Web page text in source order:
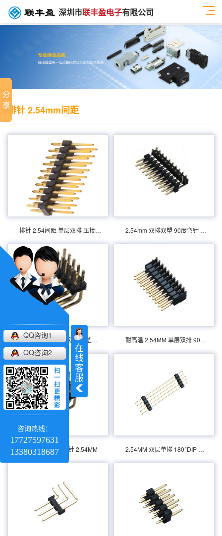
深圳市联丰盈电子有限公司
排针 2.54mm间距
排针 2.54间距 单层双排 压接式 免焊式
产品分类：排针连接器 产品型号：排针 2.54
电流：3.oamp。接触电阻：2om最大承受电
压：500V的交流/直流绝缘电阻：1000m最低
操作温度：40℃...
排针 2.54间距 单层双排 压接式 免焊式
3.0amp耐药：耐药：20m最大绝缘耐压：我
1000m500V交流电压/分钟的操作温度：...
2.54mm 双排双塑 90度弯针 排针 连接器
2.54mm 双层塑胶 双排双塑排针 90度弯针连
产品分类：排针连接器 产品规格：3.96 单排
90DIP 排针 产品介绍：额定电流：7.0amp电
流电阻：20m最大绝缘电阻：1000m民承受电
压：AC 500V /分钟工作温度：40﹣℃+
105℃接触材料：黄铜触点...
2.54mm 双层塑胶 双排双塑排针 90度弯针连接器
耐高温 2.54MM 单层双排 90°DIP 排针
产品分类：排针连接器 产品规格：耐高温
阻：1000m民承受电压：AC 500V /分钟工作
温度：40﹣℃+ 105℃接触材...
耐高温 2.54MM 单层双排 90°DIP 排针
双层双排 弯针 排针 2.54MM
产品分类：排针连接器 产品规格： 双层双排
弯针 排针 2.54MM 产品介绍：额定电流：
3.0amp电流电阻：20m最大绝缘电阻：
1000m民承受电压：AC 500V /分钟工作温
度：40﹣℃+ 105℃接触材料：黄...
双层双排 弯针 排针 2.54MM
2.54MM 双层单排 180°DIP 排针
产品分类：排针连接器 产品规格： 联丰盈
温度：40﹣℃+ 105℃接触材...
2.54MM 双层单排 180°DIP 排针
2.54MM 间距 单层单排 1*3P 90°DIP 排针
产品分类：排针连接器 产品规格： 2.54MM
分钟工作温度：40﹣℃+...
排针 2.54MM 单层双排 180°DIP
产品分类：排针连接器 产品规格：排针
作温度：40﹣℃+ 105℃接触材...
在
线
客
服
QQ咨询1
QQ咨询2
扫
一
扫
更
精
彩
咨询热线：
17727597631
13380318687